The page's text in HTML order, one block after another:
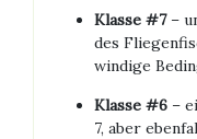
Klasse #7–
des
windige
Klasse #6 –
7, aber